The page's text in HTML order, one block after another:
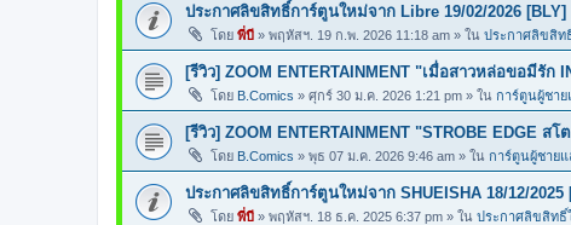
ประกาศลิขสิทธิ์การ์ตูนใหม่จาก Libre 19/02/2026 [BLY]
โดย พี่บี » พฤหัสฯ. 19 ก.พ. 2026 11:18 am » ใน ประกาศลิขสิท
[รีวิว] ZOOM ENTERTAINMENT "เมื่อสาวหล่อขอมีรัก
โดย B.Comics » ศุกร์ 30 ม.ค. 2026 1:21 pm » ใน การ์ตูนผู้ชา
[รีวิว] ZOOM ENTERTAINMENT "STROBE EDGE สโ
โดย B.Comics » พุธ 07 ม.ค. 2026 9:46 am » ใน การ์ตูนผู้ชาย
ประกาศลิขสิทธิ์การ์ตูนใหม่จาก SHUEISHA 18/12/2025
โดย พี่บี » พฤหัสฯ. 18 ธ.ค. 2025 6:37 pm » ใน ประกาศลิขสิทธิ์